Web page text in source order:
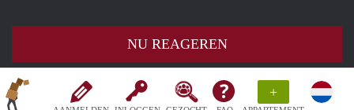
+
NU REAGEREN